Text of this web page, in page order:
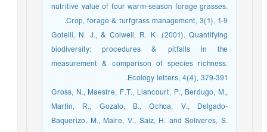
nutritive value of four warm‐season forage grasses.
Crop, forage & turfgrass management, 3(1), 1-9.
Gotelli, N. J., & Colwell, R. K. (2001). Quantifying
biodiversity: procedures & pitfalls in the
measurement & comparison of species richness.
Ecology letters, 4(4), 379-391.
Gross, N., Maestre, F.T., Liancourt, P., Berdugo, M.,
Martin, R., Gozalo, B., Ochoa, V., Delgado-
Baquerizo, M., Maire, V., Saiz, H. and Soliveres, S.